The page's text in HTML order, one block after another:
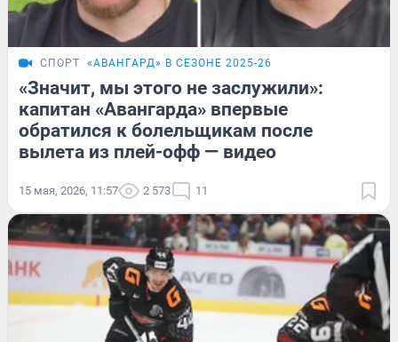
СПОРТ «‎АВАНГАРД» В СЕЗОНЕ 2025-26
«Значит, мы этого не заслужили»:
капитан «Авангарда» впервые
обратился к болельщикам после
вылета из плей-офф — видео
15 мая, 2026, 11:57 2 573 11